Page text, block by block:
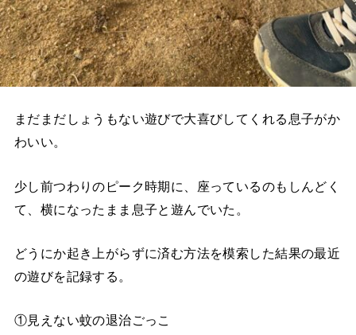
まだまだしょうもない遊びで大喜びしてくれる息子がか
わいい。
少し前つわりのピーク時期に、座っているのもしんどく
て、横になったまま息子と遊んでいた。
どうにか起き上がらずに済む方法を模索した結果の最近
の遊びを記録する。
①見えない蚊の退治ごっこ